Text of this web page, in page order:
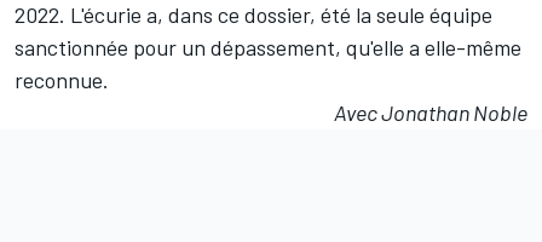
2022. L'écurie a, dans ce dossier, été la seule équipe
sanctionnée pour un dépassement, qu'elle a elle-même
reconnue.
Avec Jonathan Noble